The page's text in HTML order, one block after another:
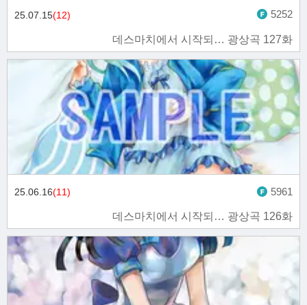
데스마치에서 시작되… 광상곡 127화
25.07.15(12) 5252
데스마치에서 시작되… 광상곡 126화
25.06.16(11) 5961